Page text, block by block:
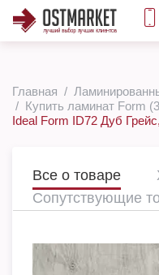
Главная
Купить ламинат Form
Ideal Form ID72 Дуб
Все о товаре
Сопутствующие